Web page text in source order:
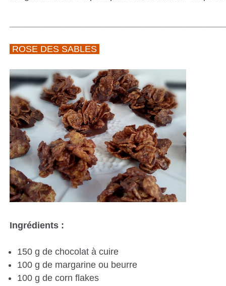
ROSE DES SABLES
Ingrédients :
150 g de chocolat à cuire
100 g de margarine ou beurre
100 g de corn flakes